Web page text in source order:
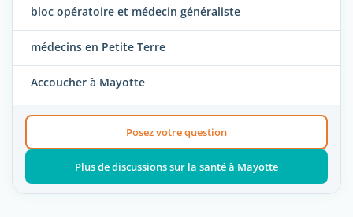
bloc opératoire et médecin généraliste
médecins en Petite Terre
Accoucher à Mayotte
Posez votre question
Plus de discussions sur la santé à Mayotte